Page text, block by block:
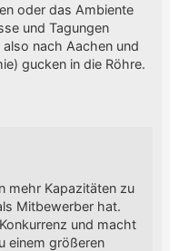
oder das Ambiente
und Tagungen
nach Aachen und
gucken in die Röhre.
mehr Kapazitäten zu
Mitbewerber hat.
und macht
einem größeren